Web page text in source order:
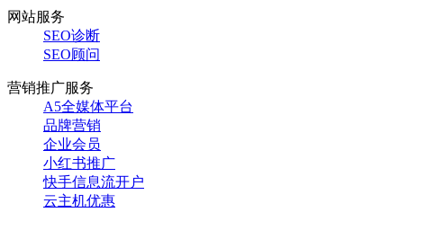
网站服务
SEO诊断
SEO顾问
营销推广服务
A5全媒体平台
品牌营销
企业会员
小红书推广
快手信息流开户
云主机优惠